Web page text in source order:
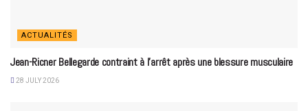
ACTUALITÉS
Jean-Ricner Bellegarde contraint à l’arrêt après une blessure musculaire
28 JULY 2026